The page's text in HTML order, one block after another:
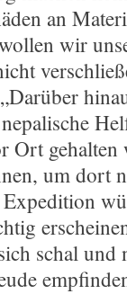
an
wir
Ort gehalten
um dort
schal und